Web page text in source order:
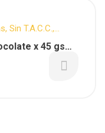
, Sin T.A.C.C. ,
x 45 gs